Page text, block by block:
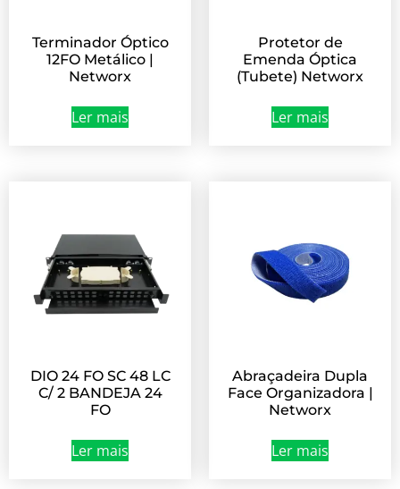
Terminador Óptico
12FO Metálico |
Networx
Ler mais
Protetor de
Emenda Óptica
(Tubete) Networx
Ler mais
DIO 24 FO SC 48 LC
C/ 2 BANDEJA 24
FO
Ler mais
Abraçadeira Dupla
Face Organizadora |
Networx
Ler mais